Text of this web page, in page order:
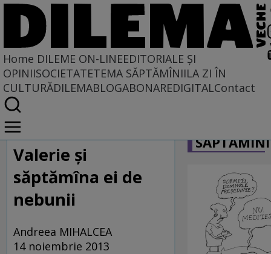
Home DILEME ON-LINEEDITORIALE ȘI
OPINIISOCIETATETEMA SĂPTĂMÎNIILA ZI ÎN
CULTURĂDILEMABLOGABONAREDIGITALContact
Home
Dileme on-line
Valerie şi
săptămîna ei de
nebunii
Andreea MIHALCEA
14 noiembrie 2013